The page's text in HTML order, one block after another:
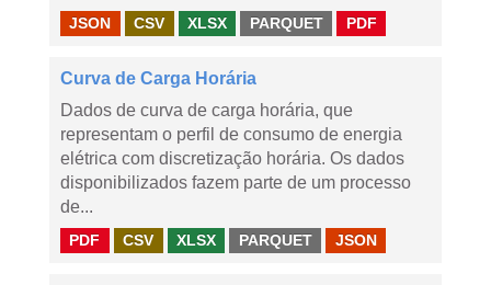
JSON CSV XLSX PARQUET PDF
Curva de Carga Horária
Dados de curva de carga horária, que
representam o perfil de consumo de energia
elétrica com discretização horária. Os dados
disponibilizados fazem parte de um processo
de...
PDF CSV XLSX PARQUET JSON